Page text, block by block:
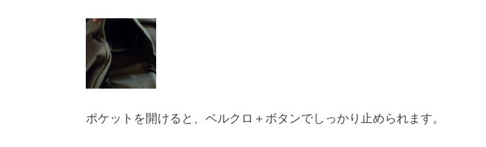
ポケットを開けると、ベルクロ＋ボタンでしっかり止められます。